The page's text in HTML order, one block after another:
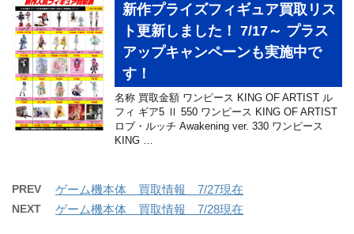
新作プライズフィギュア買取リス
ト更新しました！ 7/17～ プラス
アップキャンペーンも実施中で
す！
名称 買取金額 ワンピース KING OF ARTIST ル
フィ ギア5 Ⅱ 550 ワンピース KING OF ARTIST
ロブ・ルッチ Awakening ver. 330 ワンピース
KING …
PREV ゲーム機本体 買取情報 7/27現在
NEXT ゲーム機本体 買取情報 7/28現在